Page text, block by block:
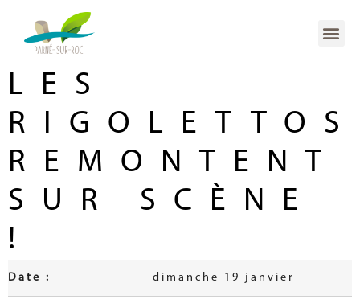
LES
RIGOLETTOS
REMONTENT
SUR SCÈNE
!
Date : dimanche 19 janvier